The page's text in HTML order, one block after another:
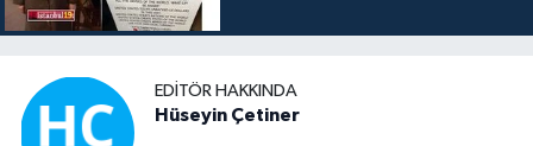
EDITÖR HAKKINDA
Hüseyin Çetiner